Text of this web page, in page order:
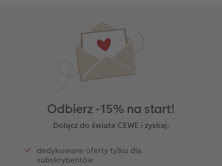
Odbierz -15% na start!
Dołącz do świata CEWE i zyskaj:
dedykowane oferty tylko dla
subskrybentów